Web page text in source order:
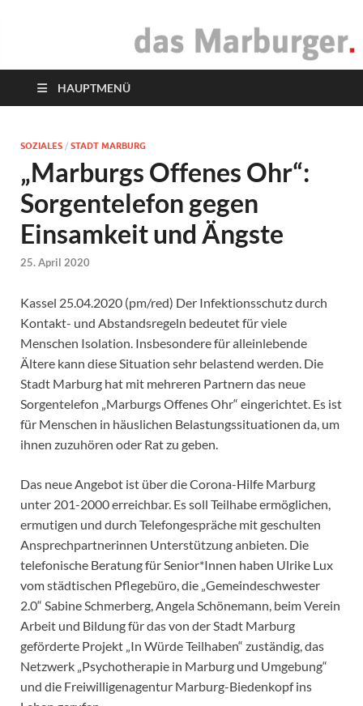
das Marburger.
HAUPTMENÜ
SOZIALES / STADT MARBURG
„Marburgs Offenes Ohr“:
Sorgentelefon gegen
Einsamkeit und Ängste
25. April 2020
Kassel 25.04.2020 (pm/red) Der Infektionsschutz durch
Kontakt- und Abstandsregeln bedeutet für viele
Menschen Isolation. Insbesondere für alleinlebende
Ältere kann diese Situation sehr belastend werden. Die
Stadt Marburg hat mit mehreren Partnern das neue
Sorgentelefon „Marburgs Offenes Ohr“ eingerichtet. Es ist
für Menschen in häuslichen Belastungssituationen da, um
ihnen zuzuhören oder Rat zu geben.
Das neue Angebot ist über die Corona-Hilfe Marburg
unter 201-2000 erreichbar. Es soll Teilhabe ermöglichen,
ermutigen und durch Telefongespräche mit geschulten
Ansprechpartnerinnen Unterstützung anbieten. Die
telefonische Beratung für Senior*Innen haben Ulrike Lux
vom städtischen Pflegebüro, die „Gemeindeschwester
2.0“ Sabine Schmerberg, Angela Schönemann, beim Verein
Arbeit und Bildung für das von der Stadt Marburg
geförderte Projekt „In Würde Teilhaben“ zuständig, das
Netzwerk „Psychotherapie in Marburg und Umgebung“
und die Freiwilligenagentur Marburg-Biedenkopf ins